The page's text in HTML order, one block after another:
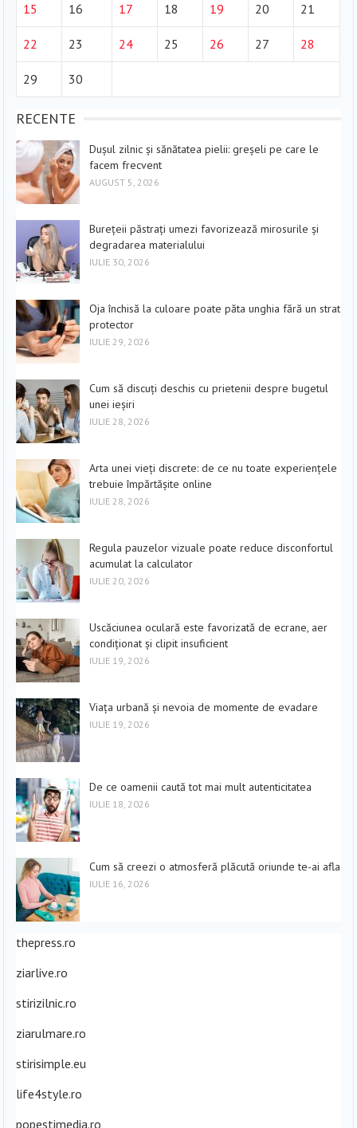
15 16 17 18 19 20 21
22 23 24 25 26 27 28
29 30
RECENTE
Dușul zilnic și sănătatea pielii: greșeli pe care le
facem frecvent
AUGUST 5, 2026
Burețeii păstrați umezi favorizează mirosurile și
degradarea materialului
IULIE 30, 2026
Oja închisă la culoare poate păta unghia fără un strat
protector
IULIE 29, 2026
Cum să discuți deschis cu prietenii despre bugetul
unei ieșiri
IULIE 28, 2026
Arta unei vieți discrete: de ce nu toate experiențele
trebuie împărtășite online
IULIE 28, 2026
Regula pauzelor vizuale poate reduce disconfortul
acumulat la calculator
IULIE 20, 2026
Uscăciunea oculară este favorizată de ecrane, aer
condiționat și clipit insuficient
IULIE 19, 2026
Viața urbană și nevoia de momente de evadare
IULIE 19, 2026
De ce oamenii caută tot mai mult autenticitatea
IULIE 18, 2026
Cum să creezi o atmosferă plăcută oriunde te-ai afla
IULIE 16, 2026
thepress.ro
ziarlive.ro
stirizilnic.ro
ziarulmare.ro
stirisimple.eu
life4style.ro
popestimedia.ro